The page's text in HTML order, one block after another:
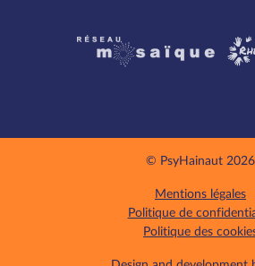
Partenaires
© PsyHainaut 2026
Mentions légales
Politique de
Politique des